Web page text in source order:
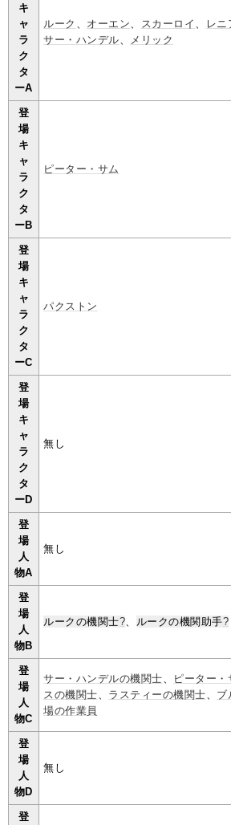
キ
ャ
ラ
ク
タ
ーA
ルーク オーエン スカーロイ レニ
サー・ハンデル
メリック
登
場
キ
ャ
ラ
ク
タ
ーB
ピーター・サム
登
場
キ
ャ
ラ
ク
タ
ーC
パクストン
登
場
キ
ャ
ラ
ク
タ
ーD
無し
登
場
人
物A
無し
登
場
人
物B
ルークの機関士? ルークの機関助手?
登
場
人
物C
サー・ハンデルの機関士 ピーター
スの機関士
ラスティーの機関士
ブ
場の作業員
登
場
人
物D
無し
登